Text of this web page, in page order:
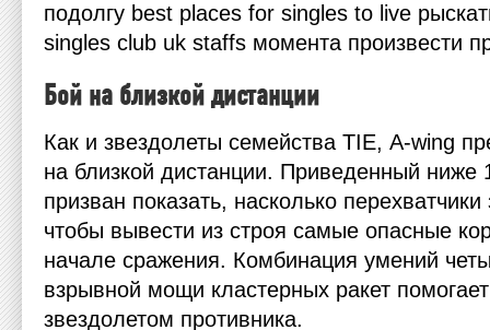
подолгу best places for singles to live
singles club uk staffs момента произвести
Бой на близкой дистанции
Как и звездолеты семейства TIE, А-wing
на близкой дистанции. Приведенный ниже
призван показать, насколько
чтобы вывести из строя самые опасные
начале сражения. Комбинация умений
взрывной мощи кластерных ракет
звездолетом противника.